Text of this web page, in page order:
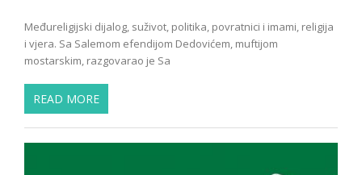
Međureligijski dijalog, suživot, politika, povratnici i imami, religija
i vjera. Sa Salemom efendijom Dedovićem, muftijom
mostarskim, razgovarao je Sa
READ MORE